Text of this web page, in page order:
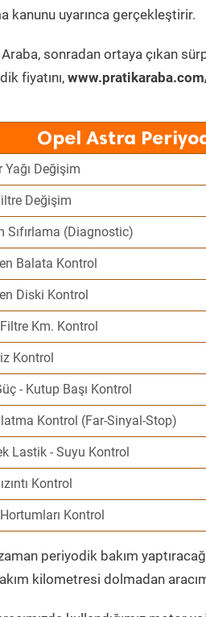
kanunu uyarınca gerçekleştirir.
sonradan ortaya çıkan
fiyatını,
Opel Astra
Yağı Değişim
Değişim
Sıfırlama (Diagnostic)
Balata Kontrol
Diski Kontrol
Filtre Km. Kontrol
Kontrol
- Kutup Başı Kontrol
Kontrol (Far-Sinyal-Stop)
Lastik - Suyu Kontrol
Kontrol
Kontrol
periyodik bakım
kilometresi dolmadan